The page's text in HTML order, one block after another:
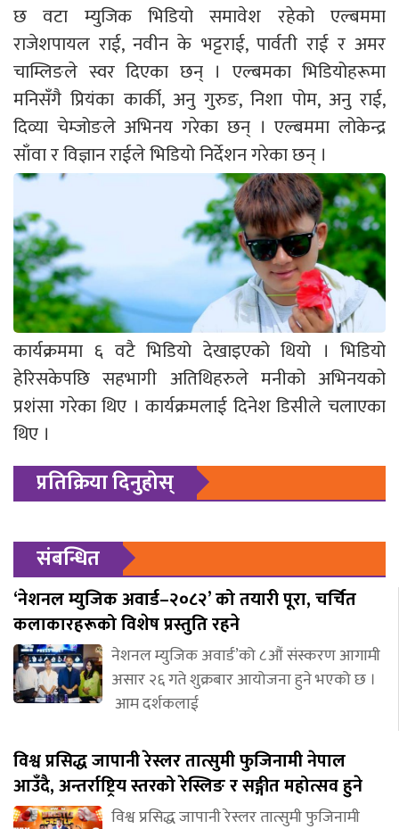
छ वटा म्युजिक भिडियो समावेश रहेको एल्बममा
राजेशपायल राई, नवीन के भट्टराई, पार्वती राई र अमर
चाम्लिङले स्वर दिएका छन् । एल्बमका भिडियोहरूमा
मनिसँगै प्रियंका कार्की, अनु गुरुङ, निशा पोम, अनु राई,
दिव्या चेम्जोङले अभिनय गरेका छन् । एल्बममा लोकेन्द्र
साँवा र विज्ञान राईले भिडियो निर्देशन गरेका छन् ।
कार्यक्रममा ६ वटै भिडियो देखाइएको थियो । भिडियो
हेरिसकेपछि सहभागी अतिथिहरुले मनीको अभिनयको
प्रशंसा गरेका थिए । कार्यक्रमलाई दिनेश डिसीले चलाएका
थिए ।
प्रतिक्रिया दिनुहोस्
संबन्धित
‘नेशनल म्युजिक अवार्ड–२०८२’ को तयारी पूरा, चर्चित
कलाकारहरूको विशेष प्रस्तुति रहने
नेशनल म्युजिक अवार्ड’को ८औं संस्करण आगामी
असार २६ गते शुक्रबार आयोजना हुने भएको छ ।
आम दर्शकलाई
विश्व प्रसिद्ध जापानी रेस्लर तात्सुमी फुजिनामी नेपाल
आउँदै, अन्तर्राष्ट्रिय स्तरको रेस्लिङ र सङ्गीत महोत्सव हुने
विश्व प्रसिद्ध जापानी रेस्लर तात्सुमी फुजिनामी